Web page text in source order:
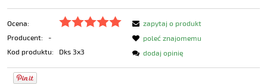
Ocena:
Producent:
-
Kod produktu:
Dks 3x3
zapytaj o produkt
poleć znajomemu
dodaj opinię